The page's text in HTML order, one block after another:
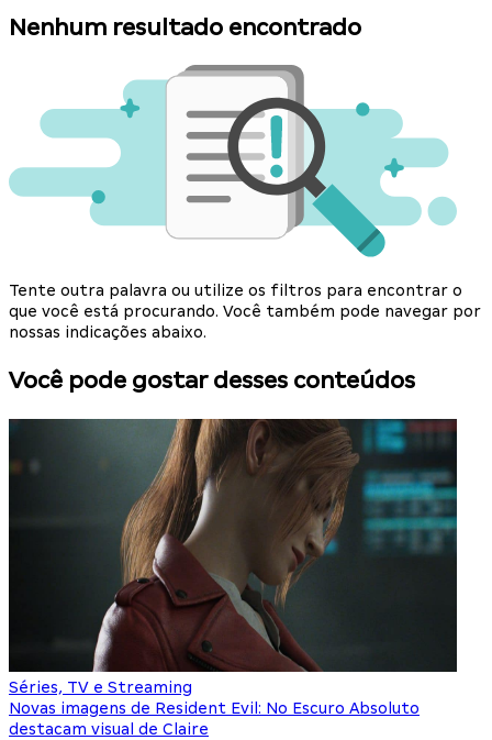
Nenhum resultado encontrado
Tente outra palavra ou utilize os filtros para encontrar o
que você está procurando. Você também pode navegar por
nossas indicações abaixo.
Você pode gostar desses conteúdos
Séries, TV e Streaming
Novas imagens de Resident Evil: No Escuro Absoluto
destacam visual de Claire